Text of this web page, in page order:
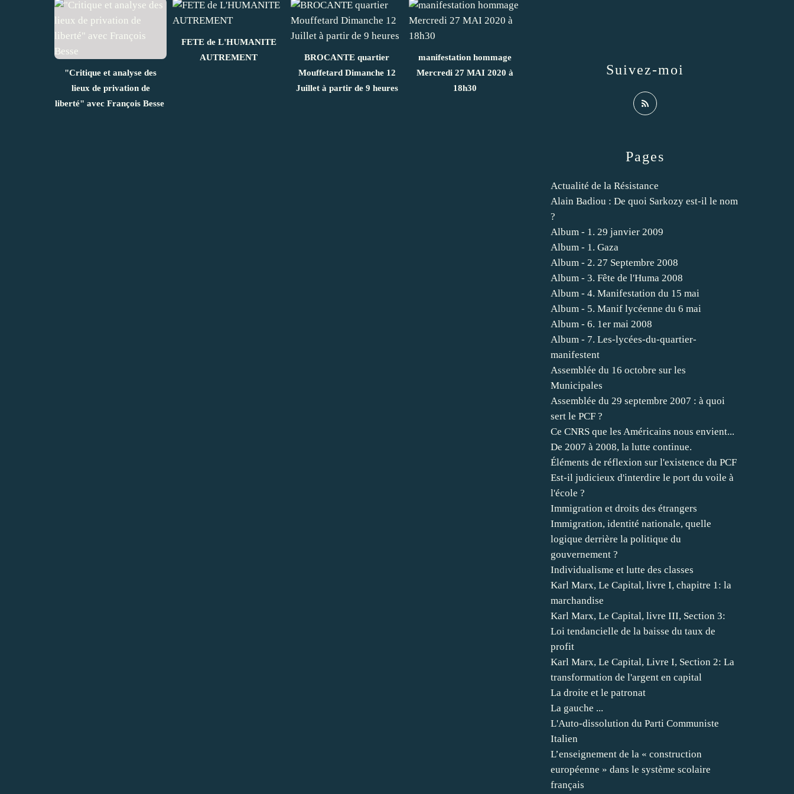
"Critique et analyse des
lieux de privation de
liberté" avec François Besse
FETE de L'HUMANITE
AUTREMENT
BROCANTE quartier
Mouffetard Dimanche 12
Juillet à partir de 9 heures
manifestation hommage
Mercredi 27 MAI 2020 à
18h30
Pages
Actualité de la Résistance
Alain Badiou : De quoi Sarkozy est-il le nom
?
Album - 1. 29 janvier 2009
Album - 1. Gaza
Album - 2. 27 Septembre 2008
Album - 3. Fête de l'Huma 2008
Album - 4. Manifestation du 15 mai
Album - 5. Manif lycéenne du 6 mai
Album - 6. 1er mai 2008
Album - 7. Les-lycées-du-quartier-
manifestent
Assemblée du 16 octobre sur les
Municipales
Assemblée du 29 septembre 2007 : à quoi
sert le PCF ?
Ce CNRS que les Américains nous envient...
De 2007 à 2008, la lutte continue.
Éléments de réflexion sur l'existence du PCF
Est-il judicieux d'interdire le port du voile à
l'école ?
Immigration et droits des étrangers
Immigration, identité nationale, quelle
logique derrière la politique du
gouvernement ?
Individualisme et lutte des classes
Karl Marx, Le Capital, livre I, chapitre 1: la
marchandise
Karl Marx, Le Capital, livre III, Section 3:
Loi tendancielle de la baisse du taux de
profit
Karl Marx, Le Capital, Livre I, Section 2: La
transformation de l'argent en capital
La droite et le patronat
La gauche ...
L'Auto-dissolution du Parti Communiste
Italien
L’enseignement de la « construction
européenne » dans le système scolaire
français
Suivez-moi